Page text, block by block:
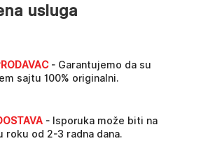
usluga
- Garantujemo da su
sajtu 100% originalni.
- Isporuka može biti na
roku od 2-3 radna dana.